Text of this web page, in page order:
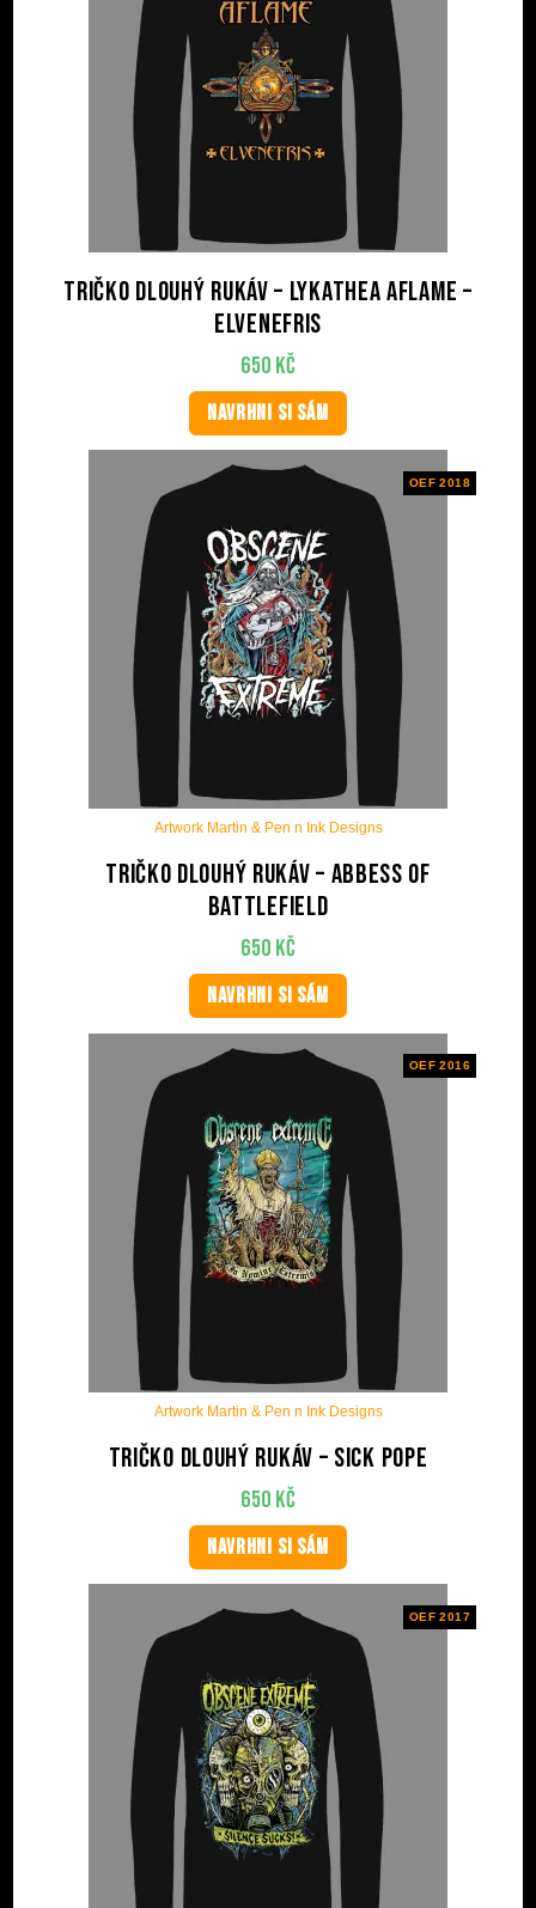
Tričko dlouhý rukáv – LYKATHEA AFLAME –
Elvenefris
650 Kč
NAVRHNI SI SÁM
OEF 2018
Artwork Martin & Pen n Ink Designs
Tričko dlouhý rukáv – Abbess Of
Battlefield
650 Kč
NAVRHNI SI SÁM
OEF 2016
Artwork Martin & Pen n Ink Designs
Tričko dlouhý rukáv – Sick Pope
650 Kč
NAVRHNI SI SÁM
OEF 2017